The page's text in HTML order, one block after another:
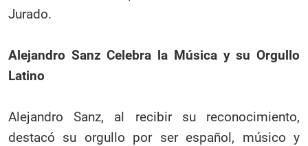
Jurado.
Alejandro Sanz Celebra la Música y su Orgullo
Latino
Alejandro Sanz, al recibir su reconocimiento,
destacó su orgullo por ser español, músico y